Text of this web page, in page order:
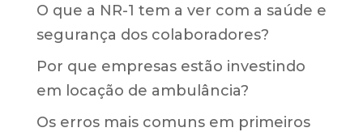
O que a NR-1 tem a ver com a saúde e
segurança dos colaboradores?
Por que empresas estão investindo
em locação de ambulância?
Os erros mais comuns em primeiros